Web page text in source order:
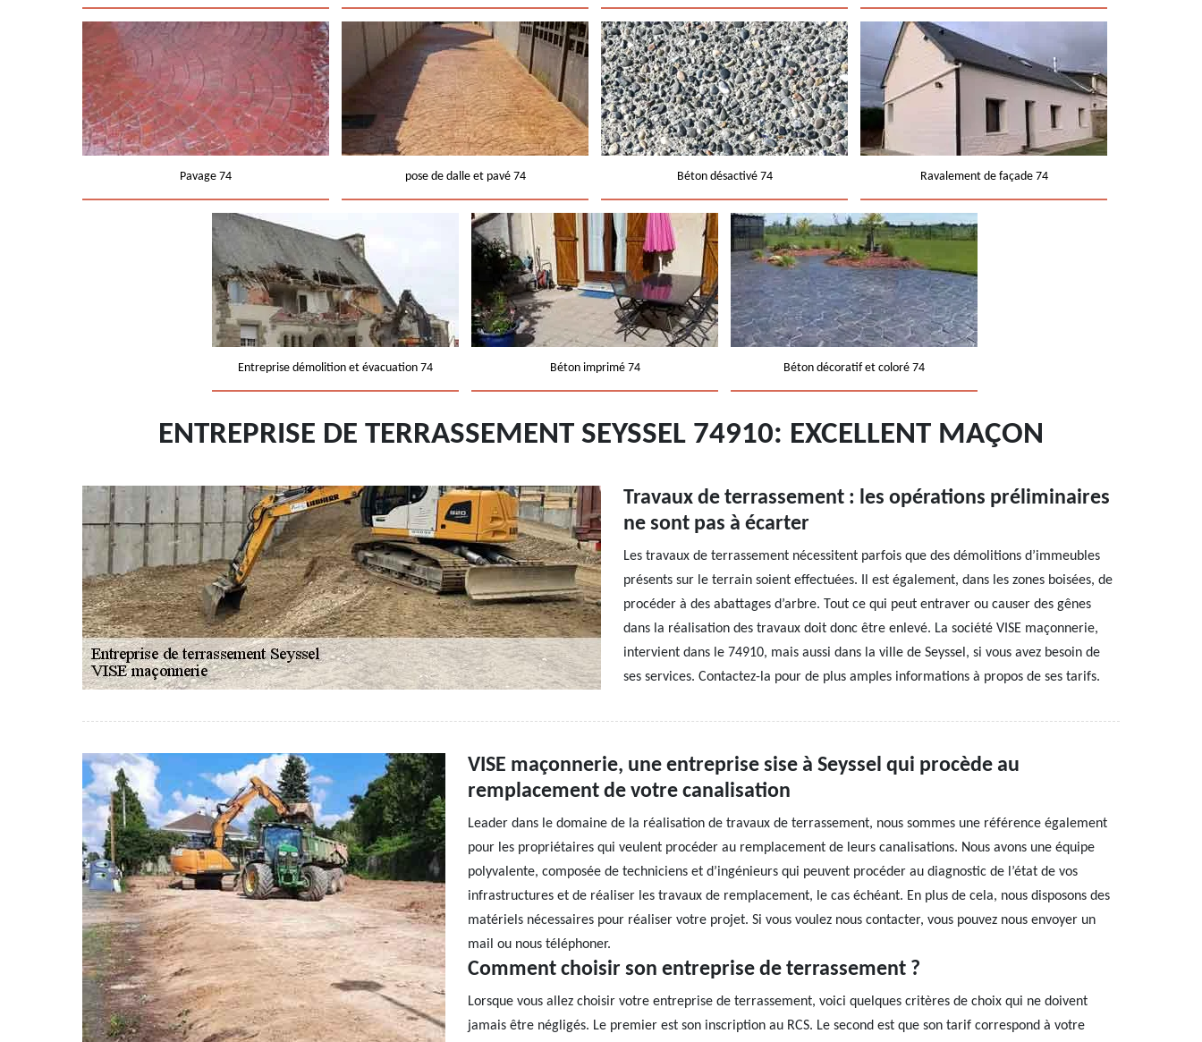
Pavage 74 pose de dalle et pavé 74 Béton désactivé 74 Ravalement de façade 74
Entreprise démolition et évacuation 74 Béton imprimé 74 Béton décoratif et coloré 74
ENTREPRISE DE TERRASSEMENT SEYSSEL 74910: EXCELLENT MAÇON
Travaux de terrassement : les opérations préliminaires
ne sont pas à écarter
Les travaux de terrassement nécessitent parfois que des démolitions d’immeubles
présents sur le terrain soient effectuées. Il est également, dans les zones boisées, de
procéder à des abattages d’arbre. Tout ce qui peut entraver ou causer des gênes
dans la réalisation des travaux doit donc être enlevé. La société VISE maçonnerie,
intervient dans le 74910, mais aussi dans la ville de Seyssel, si vous avez besoin de
ses services. Contactez-la pour de plus amples informations à propos de ses tarifs.
VISE maçonnerie, une entreprise sise à Seyssel qui procède au
remplacement de votre canalisation
Leader dans le domaine de la réalisation de travaux de terrassement, nous sommes une référence également
pour les propriétaires qui veulent procéder au remplacement de leurs canalisations. Nous avons une équipe
polyvalente, composée de techniciens et d’ingénieurs qui peuvent procéder au diagnostic de l’état de vos
infrastructures et de réaliser les travaux de remplacement, le cas échéant. En plus de cela, nous disposons des
matériels nécessaires pour réaliser votre projet. Si vous voulez nous contacter, vous pouvez nous envoyer un
mail ou nous téléphoner.
Comment choisir son entreprise de terrassement ?
Lorsque vous allez choisir votre entreprise de terrassement, voici quelques critères de choix qui ne doivent
jamais être négligés. Le premier est son inscription au RCS. Le second est que son tarif correspond à votre